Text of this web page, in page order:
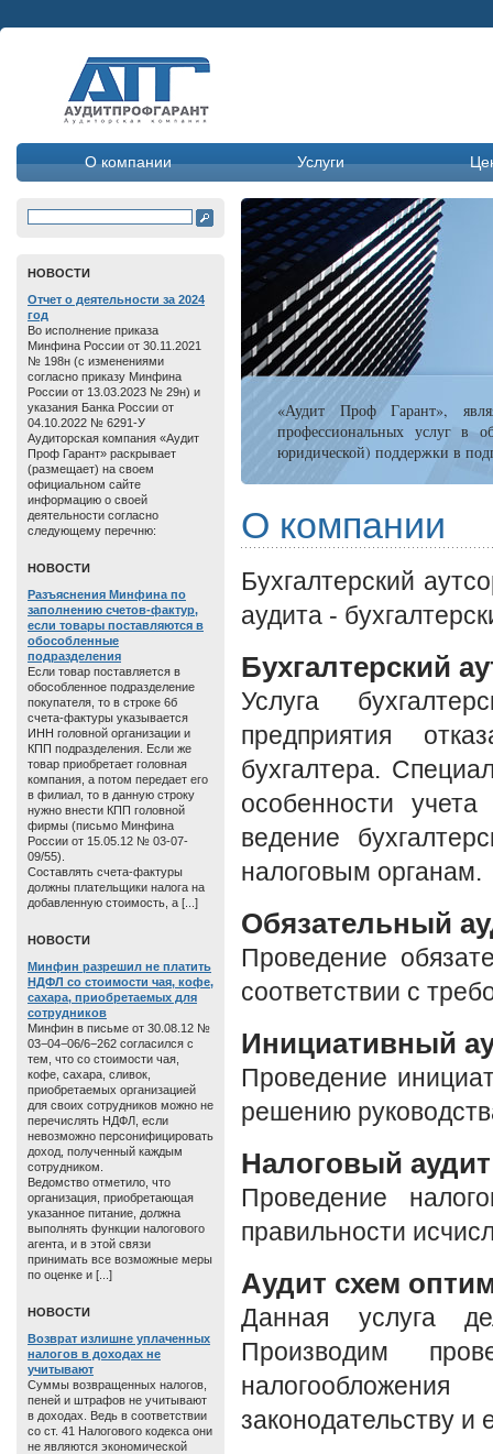
О компании Услуги
«Аудит Проф Гарант»,
профессиональных услуг в
юридической) поддержки в
О компании
Бухгалтерский
аудита -
Бухгалтерский
Услуга
предприятия
бухгалтера.
особенности
ведение
налоговым органам.
Обязательный
Проведение
соответствии с
Инициативный
Проведение
решению
Налоговый аудит
Проведение
правильности
Аудит схем
Данная услуга
Производим
законодательству
HОВОСТИ
Отчет о дeятельнoсти зa 2024
год
Во исполнение приказа
Минфина России от 30.11.2021
№ 198н (с изменениями
согласно приказу Минфина
России от 13.03.2023 № 29н) и
указания Банка России от
04.10.2022 № 6291-У
Аудиторская компания «Аудит
Проф Гарант» раскрывает
(размещает) на своем
официальном сайте
информацию о своей
деятельности согласно
следующему перечню:
HОВОСТИ
Разъяснения Минфина по
заполнению счетов-фактур,
если товары поставляются в
обособленные
подразделения
Если товар поставляется в
обособленное подразделение
покупателя, то в строке 6б
счета-фактуры указывается
ИНН головной организации и
КПП подразделения. Если же
товар приобретает головная
компания, а потом передает его
в филиал, то в данную строку
нужно внести КПП головной
фирмы (письмо Минфина
России от 15.05.12 № 03-07-
09/55).
Составлять счета-фактуры
должны плательщики налога на
добавленную стоимость, а [...]
HОВОСТИ
Минфин разрешил не платить
НДФЛ со стоимости чая, кофе,
сахара, приобретаемых для
сотрудников
Минфин в письме от 30.08.12 №
03−04−06/6−262 согласился с
тем, что со стоимости чая,
кофе, сахара, сливок,
приобретаемых организацией
для своих сотрудников можно не
перечислять НДФЛ, если
невозможно персонифицировать
доход, полученный каждым
сотрудником.
Ведомство отметило, что
организация, приобретающая
указанное питание, должна
выполнять функции налогового
агента, и в этой связи
принимать все возможные меры
по оценке и [...]
HОВОСТИ
Возврат излишне уплаченных
налогов в доходах не
учитывают
Суммы возвращенных налогов,
пеней и штрафов не учитывают
в доходах. Ведь в соответствии
со ст. 41 Налогового кодекса они
не являются экономической